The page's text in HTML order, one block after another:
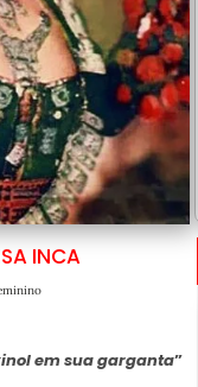
INCA
em sua garganta”